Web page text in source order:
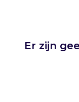
Er zijn